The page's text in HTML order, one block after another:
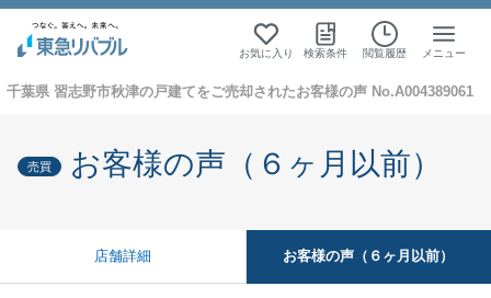
お気に入り 検索条件 閲覧履歴 メニュー
千葉県 習志野市秋津の戸建てをご売却されたお客様の声 No.A004389061
売買 お客様の声（６ヶ月以前）
店舗詳細 お客様の声（６ヶ月以前）